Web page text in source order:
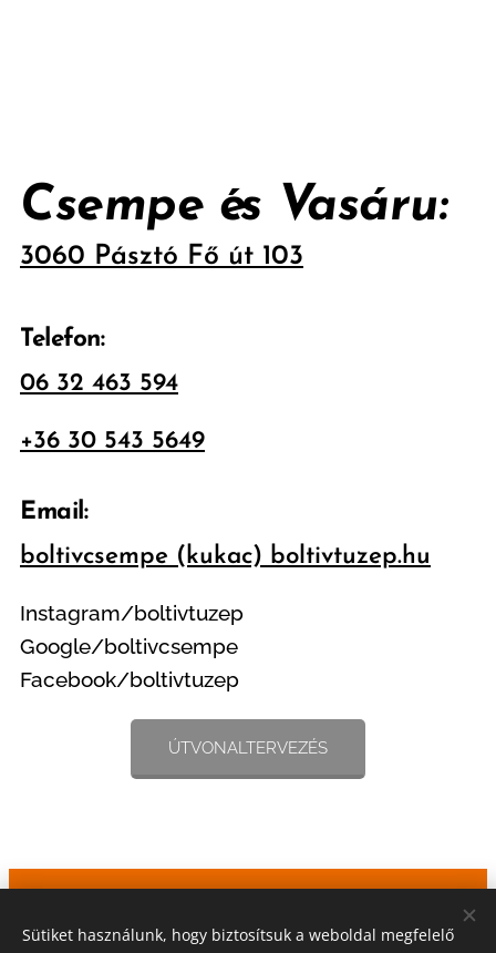
Csempe és Vasáru:
3060 Pásztó Fő út 103
Telefon:
06 32 463 594
+36 30 543 5649
Email:
boltivcsempe (kukac) boltivtuzep.hu
Instagram/boltivtuzep
Google/boltivcsempe
Facebook/boltivtuzep
ÚTVONALTERVEZÉS
Építkezik? Felújít? Segít Önnek a
Sütiket használunk, hogy biztosítsuk a weboldal megfelelő